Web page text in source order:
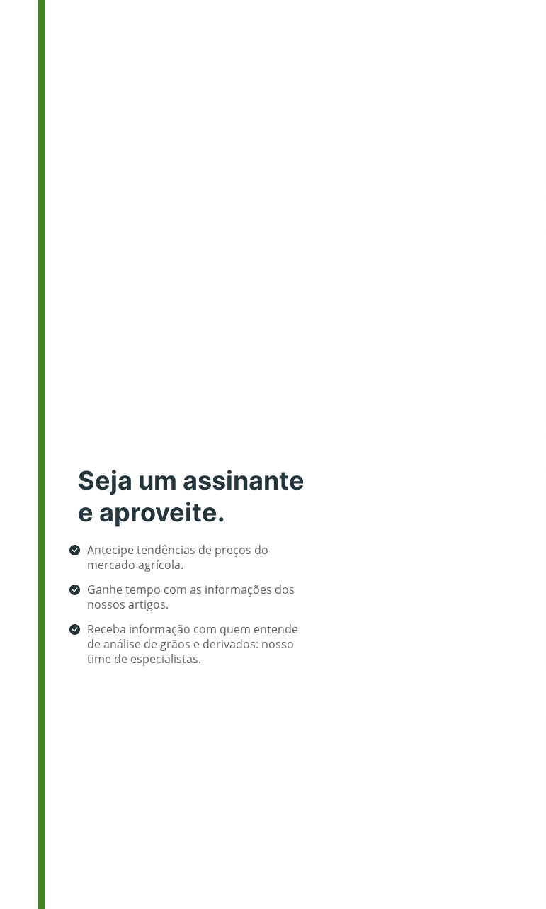
Seja um assinante
e aproveite.
Antecipe tendências de preços do
mercado agrícola.
Ganhe tempo com as informações dos
nossos artigos.
Receba informação com quem entende
de análise de grãos e derivados: nosso
time de especialistas.